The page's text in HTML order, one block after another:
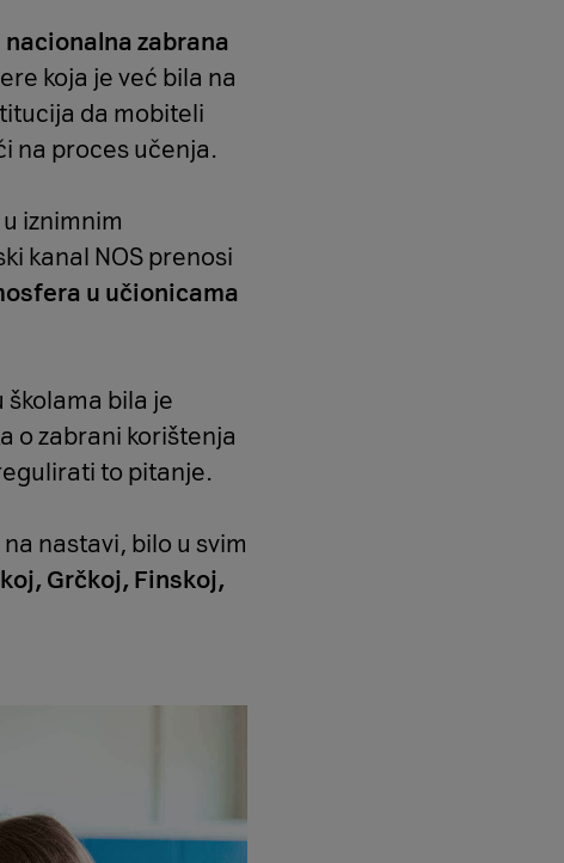
zabrana
koja je već bila na
da mobiteli
na proces učenja.
iznimnim
kanal NOS prenosi
u učionicama
školama bila je
o zabrani korištenja
to pitanje.
nastavi, bilo u svim
Grčkoj, Finskoj,